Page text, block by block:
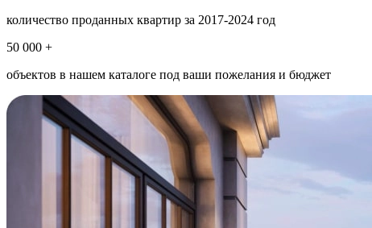
количество проданных квартир за 2017-2024 год
50 000 +
объектов в нашем каталоге под ваши пожелания и бюджет